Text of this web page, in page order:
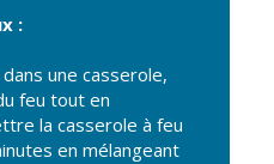
:
une casserole,
feu tout en
la casserole à feu
en mélangeant